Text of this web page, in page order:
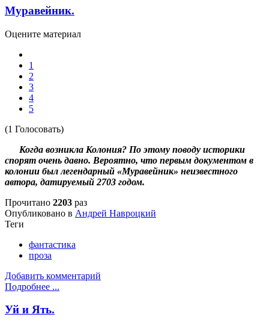
Муравейник.
Оцените материал
1
2
3
4
5
(1 Голосовать)
Когда возникла Колония? По этому поводу историки
спорят очень давно. Вероятно, что первым документом в
колонии был легендарный «Муравейник» неизвестного
автора, датируемый 2703 годом.
Прочитано 2203 раз
Опубликовано в Андрей Навроцкий
Теги
фантастика
проза
Добавить комментарий
Подробнее ...
Уй и Ять.